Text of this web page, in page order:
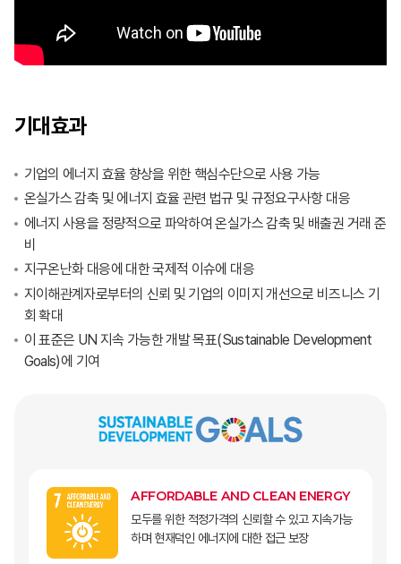
기대효과
기업의 에너지 효율 향상을 위한 핵심수단으로 사용 가능
온실가스 감축 및 에너지 효율 관련 법규 및 규정요구사항 대응
에너지 사용을 정량적으로 파악하여 온실가스 감축 및 배출권 거래 준
비
지구온난화 대응에 대한 국제적 이슈에 대응
지이해관계자로부터의 신뢰 및 기업의 이미지 개선으로 비즈니스 기
회 확대
이 표준은 UN 지속 가능한 개발 목표(Sustainable Development
Goals)에 기여
AFFORDABLE AND CLEAN ENERGY
모두를 위한 적정가격의 신뢰할 수 있고 지속가능
하며 현재덕인 에너지에 대한 접근 보장